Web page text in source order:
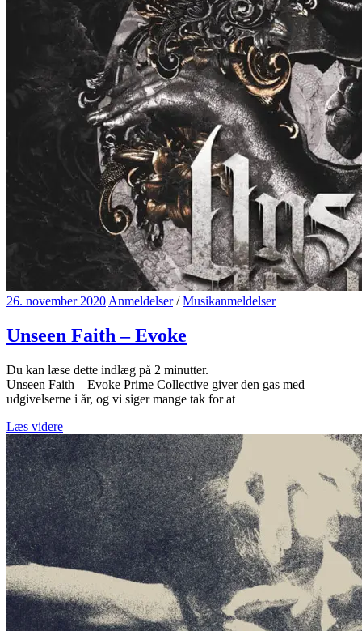
26. november 2020 Anmeldelser/Musikanmeldelser
Unseen Faith – Evoke
Du kan læse dette indlæg på 2 minutter.
Unseen Faith – Evoke Prime Collective giver den gas med
udgivelserne i år, og vi siger mange tak for at
Læs videre